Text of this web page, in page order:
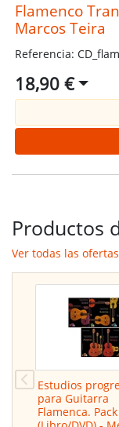
Flamenco
Marcos Teira
Referencia:
18,90 €
Productos
Ver todas las ofertas
Estudios
para Guitarra
Flamenca.